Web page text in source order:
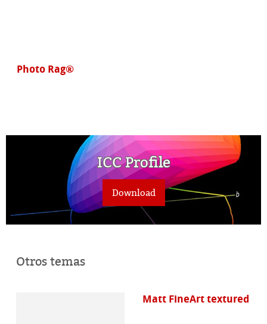
Photo Rag®
ICC Profile
Download
Otros temas
Matt FineArt textured